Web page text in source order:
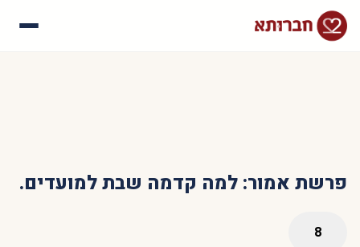
פרשת אמור: למה קדמה שבת למועדים.